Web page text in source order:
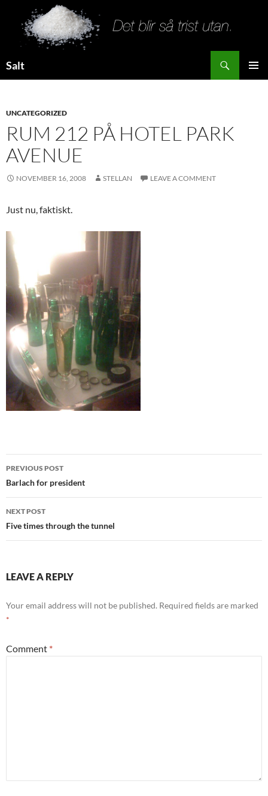
Salt
UNCATEGORIZED
RUM 212 PÅ HOTEL PARK
AVENUE
NOVEMBER 16, 2008 STELLAN LEAVE A COMMENT
Just nu, faktiskt.
Post
navigation
PREVIOUS POST
Barlach for president
NEXT POST
Five times through the tunnel
LEAVE A REPLY
Your email address will not be published. Required fields are marked
*
Comment *